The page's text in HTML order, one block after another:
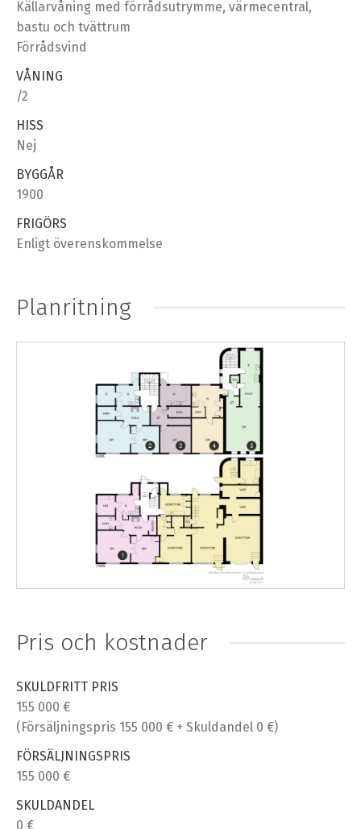
Källarvåning med förrådsutrymme, värmecentral,
bastu och tvättrum
Förrådsvind
VÅNING
/2
HISS
Nej
BYGGÅR
1900
FRIGÖRS
Enligt överenskommelse
Planritning
Pris och kostnader
SKULDFRITT PRIS
155 000 €
(Försäljningspris 155 000 € + Skuldandel 0 €)
FÖRSÄLJNINGSPRIS
155 000 €
SKULDANDEL
0 €